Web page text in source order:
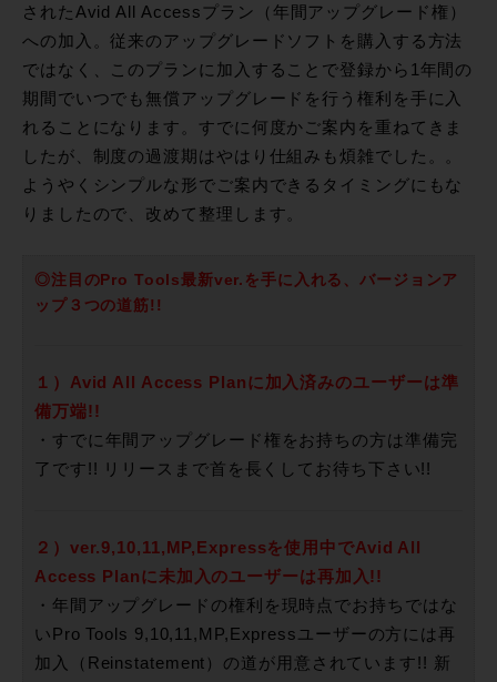
されたAvid All Accessプラン（年間アップグレード権）
への加入。従来のアップグレードソフトを購入する方法
ではなく、このプランに加入することで登録から1年間の
期間でいつでも無償アップグレードを行う権利を手に入
れることになります。すでに何度かご案内を重ねてきま
したが、制度の過渡期はやはり仕組みも煩雑でした。。
ようやくシンプルな形でご案内できるタイミングにもな
りましたので、改めて整理します。
◎注目のPro Tools最新ver.を手に入れる、バージョンア
ップ３つの道筋!!
１）Avid All Access Planに加入済みのユーザーは準
備万端!!
・すでに年間アップグレード権をお持ちの方は準備完
了です!! リリースまで首を長くしてお待ち下さい!!
２）ver.9,10,11,MP,Expressを使用中でAvid All
Access Planに未加入のユーザーは再加入!!
・年間アップグレードの権利を現時点でお持ちではな
いPro Tools 9,10,11,MP,Expressユーザーの方には再
加入（Reinstatement）の道が用意されています!! 新